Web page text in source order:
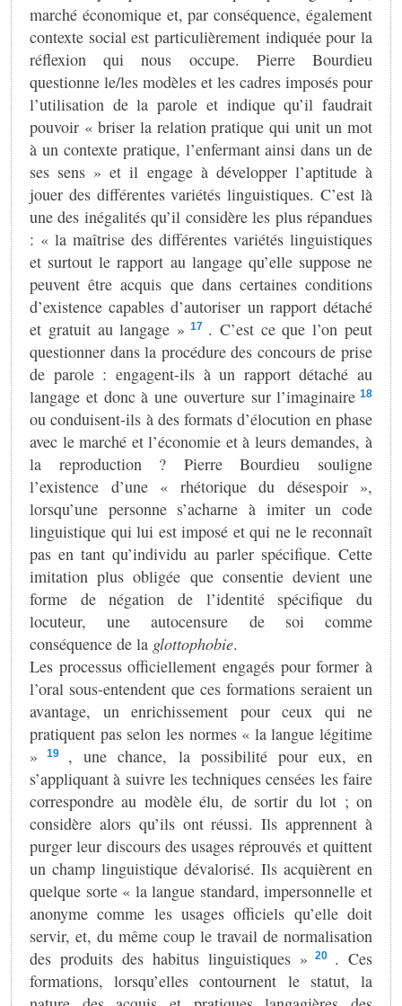
marché économique et, par conséquence, également
contexte social est particulièrement indiquée pour la
réflexion qui nous occupe. Pierre Bourdieu
questionne le/les modèles et les cadres imposés pour
l’utilisation de la parole et indique qu’il faudrait
pouvoir « briser la relation pratique qui unit un mot
à un contexte pratique, l’enfermant ainsi dans un de
ses sens » et il engage à développer l’aptitude à
jouer des différentes variétés linguistiques. C’est là
une des inégalités qu’il considère les plus répandues
: « la maîtrise des différentes variétés linguistiques
et surtout le rapport au langage qu’elle suppose ne
peuvent être acquis que dans certaines conditions
d’existence capables d’autoriser un rapport détaché
et gratuit au langage » 17 . C’est ce que l’on peut
questionner dans la procédure des concours de prise
de parole : engagent-ils à un rapport détaché au
langage et donc à une ouverture sur l’imaginaire 18
ou conduisent-ils à des formats d’élocution en phase
avec le marché et l’économie et à leurs demandes, à
la reproduction ? Pierre Bourdieu souligne
l’existence d’une « rhétorique du désespoir »,
lorsqu’une personne s’acharne à imiter un code
linguistique qui lui est imposé et qui ne le reconnaît
pas en tant qu’individu au parler spécifique. Cette
imitation plus obligée que consentie devient une
forme de négation de l’identité spécifique du
locuteur, une autocensure de soi comme
conséquence de la glottophobie.
Les processus officiellement engagés pour former à
l’oral sous-entendent que ces formations seraient un
avantage, un enrichissement pour ceux qui ne
pratiquent pas selon les normes « la langue légitime
» 19 , une chance, la possibilité pour eux, en
s’appliquant à suivre les techniques censées les faire
correspondre au modèle élu, de sortir du lot ; on
considère alors qu’ils ont réussi. Ils apprennent à
purger leur discours des usages réprouvés et quittent
un champ linguistique dévalorisé. Ils acquièrent en
quelque sorte « la langue standard, impersonnelle et
anonyme comme les usages officiels qu’elle doit
servir, et, du même coup le travail de normalisation
des produits des habitus linguistiques » 20 . Ces
formations, lorsqu’elles contournent le statut, la